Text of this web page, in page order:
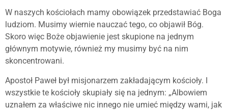
W naszych kościołach mamy obowiązek przedstawiać Boga
ludziom. Musimy wiernie nauczać tego, co objawił Bóg.
Skoro więc Boże objawienie jest skupione na jednym
głównym motywie, również my musimy być na nim
skoncentrowani.
Apostoł Paweł był misjonarzem zakładającym kościoły. I
wszystkie te kościoły skupiały się na jednym: „Albowiem
uznałem za właściwe nic innego nie umieć między wami, jak